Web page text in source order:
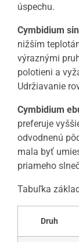
úspechu.
Cymbidium
nižším
výraznými
polotieni a
Udržiavanie
Cymbidium
preferuje
odvodnenú
mala byť
priameho
Tabuľka
Druh